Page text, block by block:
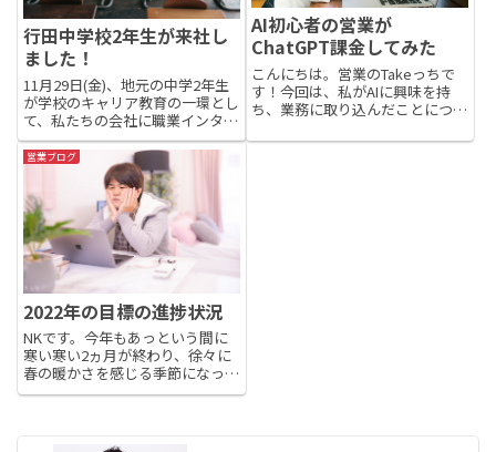
行田中学校2年生が来社し
ました！
11月29日(金)、地元の中学2年生
が学校のキャリア教育の一環とし
て、私たちの会社に職業インタビ
ューに訪問してくれました。働く
人の「15歳のころ」や「仕事」
についてのインタビューを通し
て、働く人の生き方や考え方を学
び、自分の将来について考え...
AI初心者の営業が
ChatGPT課金してみた
こんにちは。営業のTakeっちで
す！今回は、私がAIに興味を持
ち、業務に取り込んだことについ
ジニアの一言でした。「AI、すご
営業ブログ
2022年の目標の進捗状況
NKです。今年もあっという間に
寒い寒い2ヵ月が終わり、徐々に
春の暖かさを感じる季節になって
きました。朝布団から抜け出すの
ますね。さて、2022年に立てた